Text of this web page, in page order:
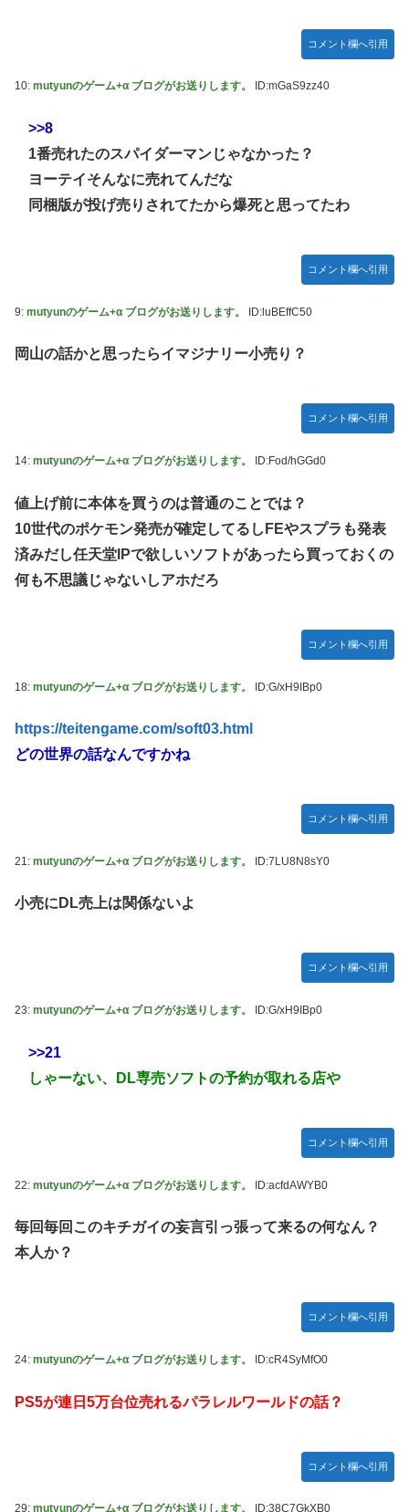
コメント欄へ引用
10: mutyunのゲーム+α ブログがお送りします。 ID:mGaS9zz40
>>8
1番売れたのスパイダーマンじゃなかった？
ヨーテイそんなに売れてんだな
同梱版が投げ売りされてたから爆死と思ってたわ
コメント欄へ引用
9: mutyunのゲーム+α ブログがお送りします。 ID:luBEffC50
岡山の話かと思ったらイマジナリー小売り？
コメント欄へ引用
14: mutyunのゲーム+α ブログがお送りします。 ID:Fod/hGGd0
値上げ前に本体を買うのは普通のことでは？
10世代のポケモン発売が確定してるしFEやスプラも発表
済みだし任天堂IPで欲しいソフトがあったら買っておくの
何も不思議じゃないしアホだろ
コメント欄へ引用
18: mutyunのゲーム+α ブログがお送りします。 ID:G/xH9IBp0
https://teitengame.com/soft03.html
どの世界の話なんですかね
コメント欄へ引用
21: mutyunのゲーム+α ブログがお送りします。 ID:7LU8N8sY0
小売にDL売上は関係ないよ
コメント欄へ引用
23: mutyunのゲーム+α ブログがお送りします。 ID:G/xH9IBp0
>>21
しゃーない、DL専売ソフトの予約が取れる店や
コメント欄へ引用
22: mutyunのゲーム+α ブログがお送りします。 ID:acfdAWYB0
毎回毎回このキチガイの妄言引っ張って来るの何なん？
本人か？
コメント欄へ引用
24: mutyunのゲーム+α ブログがお送りします。 ID:cR4SyMfO0
PS5が連日5万台位売れるパラレルワールドの話？
コメント欄へ引用
29: mutyunのゲーム+α ブログがお送りします。 ID:38C7GkXB0